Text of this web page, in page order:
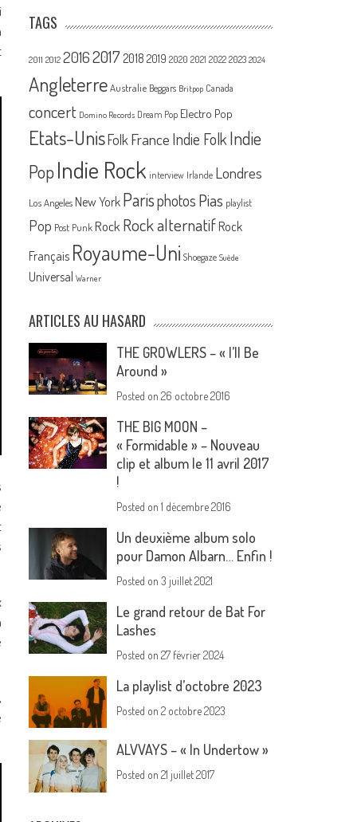
TAGS
2011 2012 20162017 2018 2019 2020 2021 2022 2023 2024
Angleterre Australie Beggars Britpop Canada
concert Domino Records Dream Pop Electro Pop
Etats-UnisFolk France Indie FolkIndie
PopIndie Rock interview Irlande Londres
Los Angeles New York Parisphotos Pias playlist
Pop Post Punk Rock Rock alternatif Rock
Français Royaume-Uni Shoegaze Suède
Universal Warner
ARTICLES AU HASARD
THE GROWLERS – « I’ll Be
Around »
Posted on26 octobre 2016
THE BIG MOON –
« Formidable » – Nouveau
clip et album le 11 avril 2017
!
Posted on1 décembre 2016
Un deuxième album solo
pour Damon Albarn… Enfin !
Posted on3 juillet 2021
Le grand retour de Bat For
Lashes
Posted on27 février 2024
La playlist d’octobre 2023
Posted on2 octobre 2023
ALVVAYS – « In Undertow »
Posted on21 juillet 2017